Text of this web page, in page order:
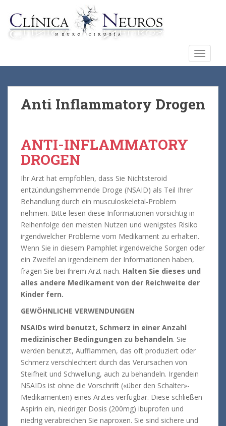
Anti Inflammatory Drogen
ANTI-INFLAMMATORY
DROGEN
Ihr Arzt hat empfohlen, dass Sie Nichtsteroid
entzündungshemmende Droge (NSAID) als Teil Ihrer
Behandlung durch ein musculoskeletal-Problem
nehmen. Bitte lesen diese Informationen vorsichtig in
Reihenfolge den meisten Nutzen und wenigstes Risiko
irgendwelcher Probleme vom Medikament zu erhalten.
Wenn Sie in diesem Pamphlet irgendwelche Sorgen oder
ein Zweifel an irgendeinem der Informationen haben,
fragen Sie bei Ihrem Arzt nach. Halten Sie dieses und
alles andere Medikament von der Reichweite der
Kinder fern.
GEWÖHNLICHE VERWENDUNGEN
NSAIDs wird benutzt, Schmerz in einer Anzahl
medizinischer Bedingungen zu behandeln. Sie
werden benutzt, Aufflammen, das oft produziert oder
Schmerz verschlechtert durch das Verursachen von
Steifheit und Schwellung, auch zu behandeln. Irgendein
NSAIDs ist ohne die Vorschrift («über den Schalter»-
Medikamenten) eines Arztes verfügbar. Diese schließen
Aspirin ein, niedriger Dosis (200mg) ibuprofen und
niedrig verabreichen Sie naproxen. Sie sind sichere und